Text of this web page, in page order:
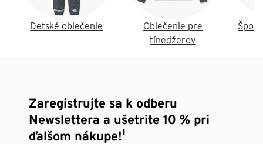
Detské oblečenie
Oblečenie pre
tínedžerov
Zaregistrujte sa k odberu
Newslettera a ušetrite 10 % pri
ďalšom nákupe!¹